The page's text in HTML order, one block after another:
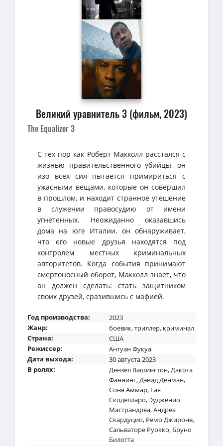
Великий уравнитель 3 (фильм, 2023)
The Equalizer 3
С тех пор как Роберт Макколл расстался с
жизнью правительственного убийцы, он
изо всех сил пытается примириться с
ужасными вещами, которые он совершил
в прошлом, и находит странное утешение
в служении правосудию от имени
угнетенных. Неожиданно оказавшись
дома на юге Италии, он обнаруживает,
что его новые друзья находятся под
контролем местных криминальных
авторитетов. Когда события принимают
смертоносный оборот, Макколл знает, что
он должен сделать: стать защитником
своих друзей, сразившись с мафией.
Год производства:
2023
Жанр:
боевик,триллер, криминал
Страна:
США
Режиссер:
Антуан Фукуа
Дата выхода:
30 августа 2023
В ролях:
Дензел Вашингтон,Дакота
Фаннинг,Дэвид Денман,
Соня Аммар, Гая
Скоделларо,Эудженио
Мастрандреа,Андреа
Скардуцио, Ремо Джироне,
Сальваторе Руокко, Бруно
Билотта